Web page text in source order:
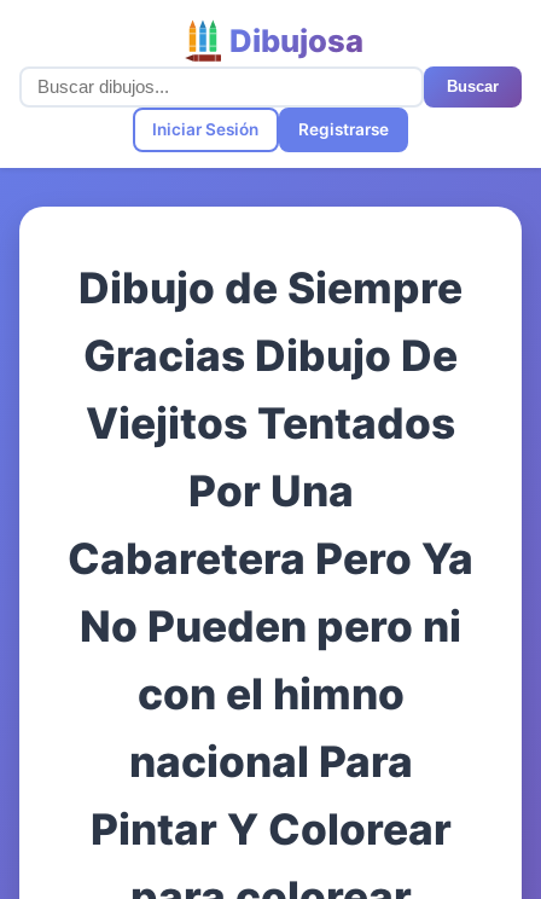
Dibujosa
Buscar
Iniciar Sesión Registrarse
Dibujo de Siempre
Gracias Dibujo De
Viejitos Tentados
Por Una
Cabaretera Pero Ya
No Pueden pero ni
con el himno
nacional Para
Pintar Y Colorear